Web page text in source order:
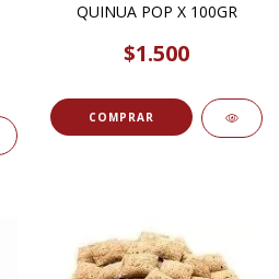
QUINUA POP X 100GR
$1.500
COMPRAR